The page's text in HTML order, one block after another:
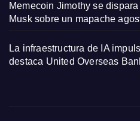
Memecoin Jimothy se
Musk sobre un mapache
La infraestructura de IA
destaca United Overseas